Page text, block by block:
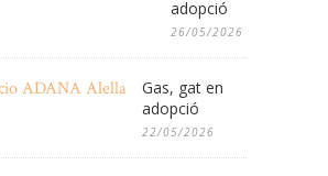
adopció
26/05/2026
Gas, gat en
adopció
22/05/2026